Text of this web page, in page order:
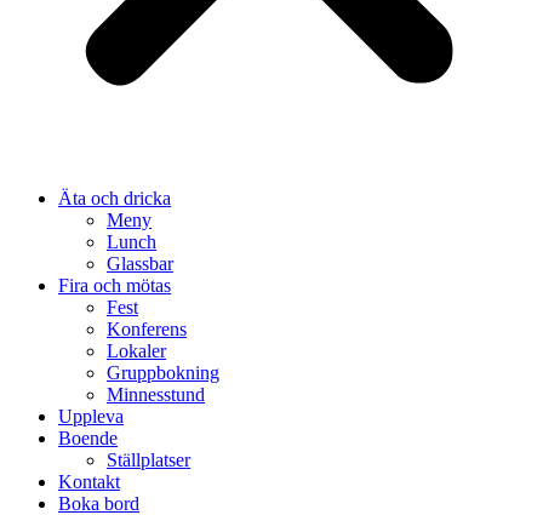
Äta och dricka
Meny
Lunch
Glassbar
Fira och mötas
Fest
Konferens
Lokaler
Gruppbokning
Minnesstund
Uppleva
Boende
Ställplatser
Kontakt
Boka bord